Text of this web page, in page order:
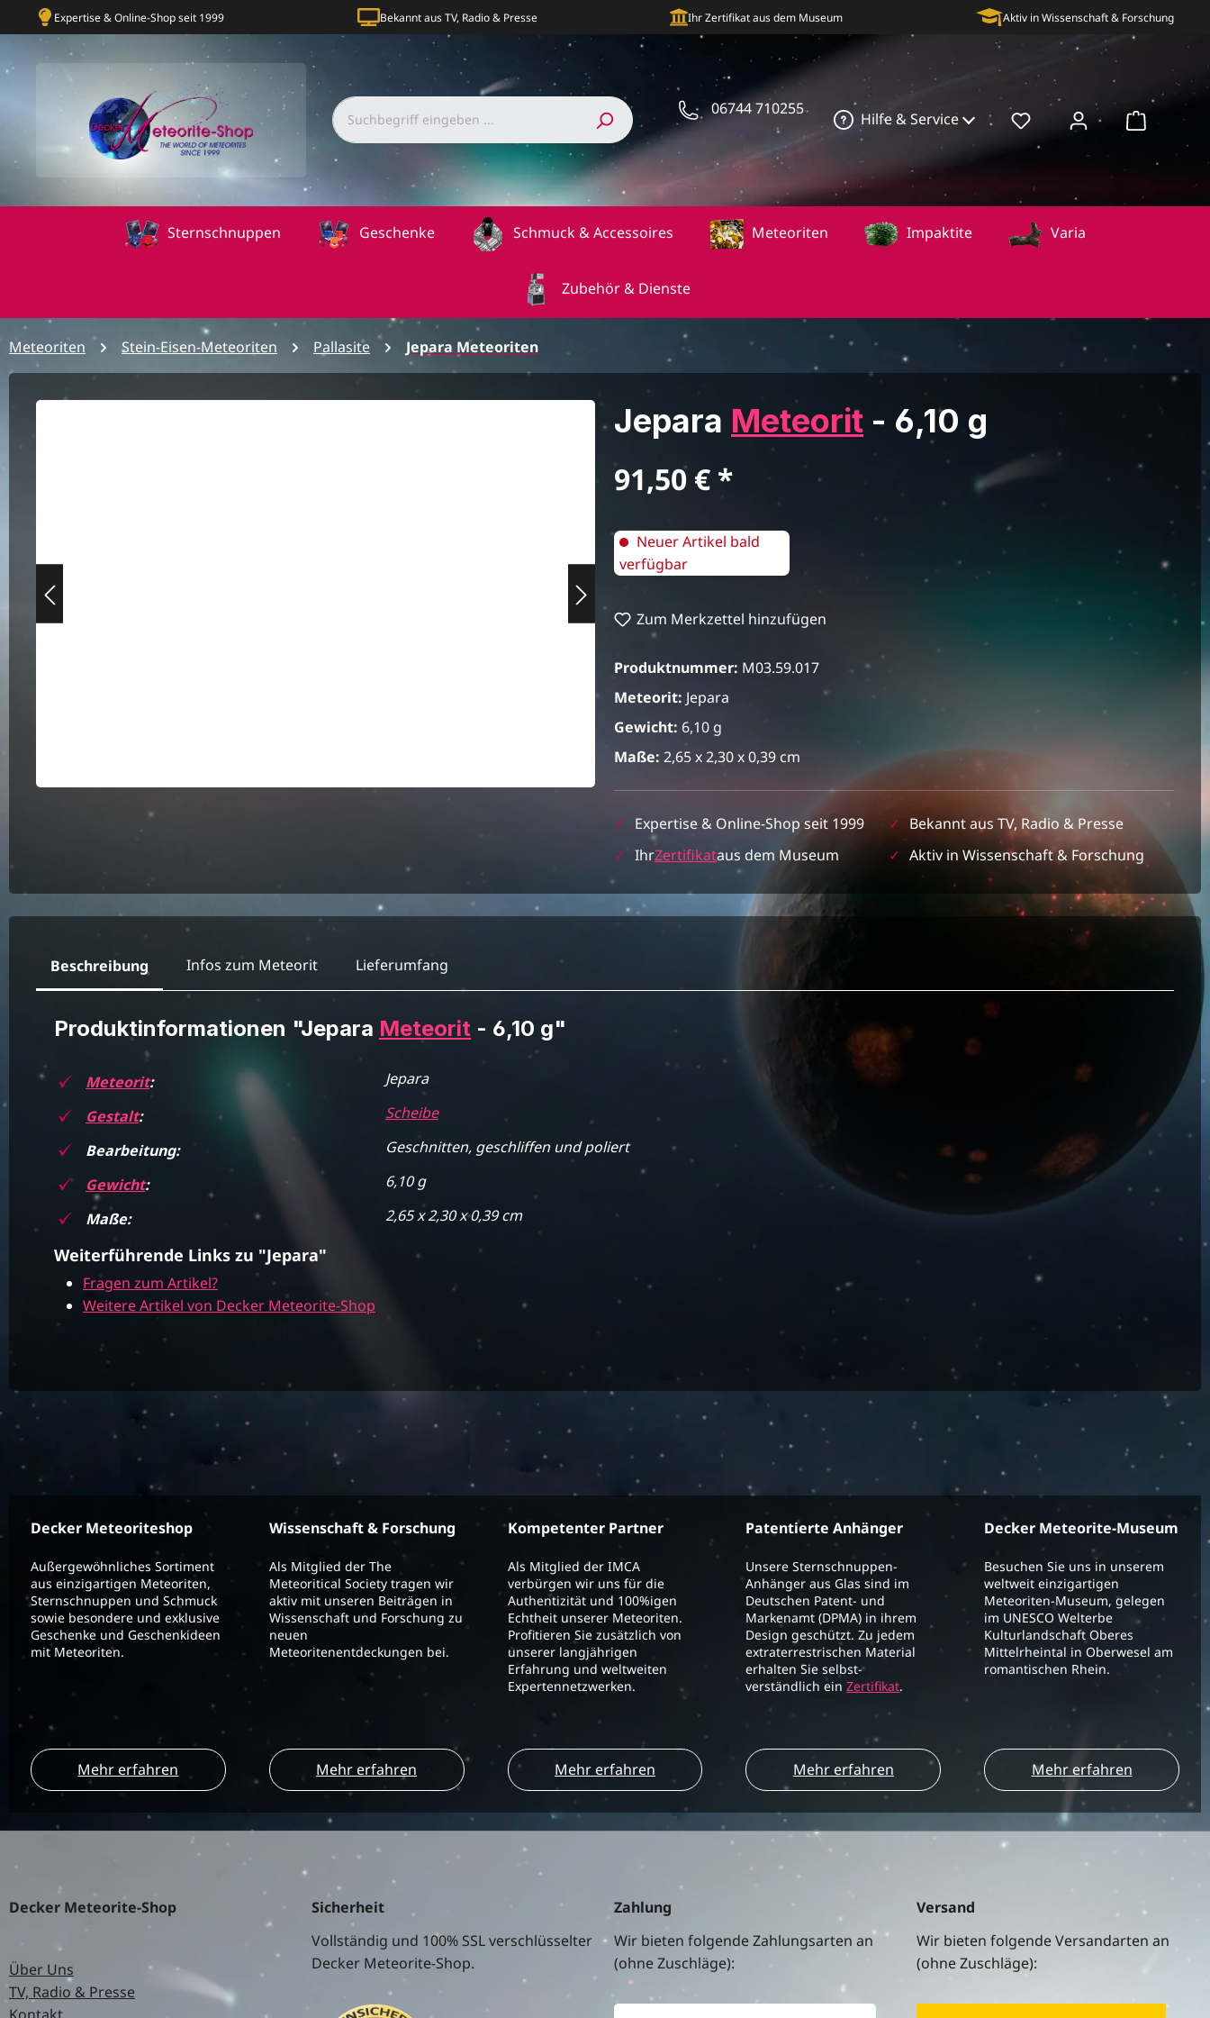
Expertise & Online-Shop seit 1999 Bekannt aus TV, Radio & Presse Ihr Zertifikat aus dem Museum Aktiv in Wissenschaft & Forschung
06744 710255
Hilfe & Service
Sternschnuppen Geschenke Schmuck & Accessoires Meteoriten Impaktite Varia
Zubehör & Dienste
Meteoriten Stein-Eisen-Meteoriten Pallasite Jepara Meteoriten
Bildergalerie überspringen Jepara Meteorit - 6,10 g
Regulärer Preis:
91,50 €
Neuer Artikel bald
verfügbar
Zum Merkzettel hinzufügen
Produktnummer: M03.59.017
Meteorit: Jepara
Gewicht: 6,10 g
Maße: 2,65 x 2,30 x 0,39 cm
✓ Expertise & Online-Shop seit 1999 ✓ Bekannt aus TV, Radio & Presse
✓ IhrZertifikataus dem Museum ✓ Aktiv in Wissenschaft & Forschung
Beschreibung Infos zum Meteorit Lieferumfang
Produktinformationen "Jepara Meteorit - 6,10 g"
Meteorit:
Jepara
Gestalt:
Scheibe
Bearbeitung:
Geschnitten, geschliffen und poliert
Gewicht:
6,10 g
Maße:
2,65 x 2,30 x 0,39 cm
Weiterführende Links zu "Jepara"
Fragen zum Artikel?
Weitere Artikel von Decker Meteorite-Shop
Decker Meteoriteshop
Außergewöhnliches Sortiment
aus einzigartigen Meteoriten,
Sternschnuppen und Schmuck
sowie besondere und exklusive
Geschenke und Geschenkideen
mit Meteoriten.
Mehr erfahren
Wissenschaft & Forschung
Als Mitglied der The
Meteoritical Society tragen wir
aktiv mit unseren Beiträgen in
Wissenschaft und Forschung zu
neuen
Meteoritenentdeckungen bei.
Mehr erfahren
Kompetenter Partner
Als Mitglied der IMCA
verbürgen wir uns für die
Authentizität und 100%igen
Echtheit unserer Meteoriten.
Profitieren Sie zusätzlich von
unserer langjährigen
Erfahrung und weltweiten
Expertennetzwerken.
Mehr erfahren
Patentierte Anhänger
Unsere Sternschnuppen-
Anhänger aus Glas sind im
Deutschen Patent- und
Markenamt (DPMA) in ihrem
Design geschützt. Zu jedem
extraterrestrischen Material
erhalten Sie selbst-
verständlich einZertifikat.
Mehr erfahren
Decker Meteorite-Museum
Besuchen Sie uns in unserem
weltweit einzigartigen
Meteoriten-Museum, gelegen
im UNESCO Welterbe
Kulturlandschaft Oberes
Mittelrheintal in Oberwesel am
romantischen Rhein.
Mehr erfahren
Decker Meteorite-Shop
Über Uns
TV, Radio & Presse
Sicherheit
Vollständig und 100% SSL verschlüsselter
Decker Meteorite-Shop.
Zahlung
Wir bieten folgende Zahlungsarten an
(ohne Zuschläge):
Versand
Wir bieten folgende Versandarten an
(ohne Zuschläge):